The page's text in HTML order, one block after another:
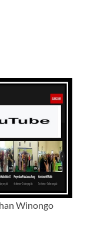
Winongo